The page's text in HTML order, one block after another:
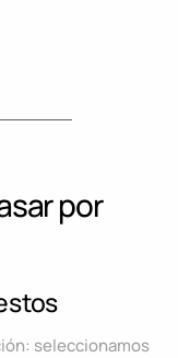
por
seleccionamos